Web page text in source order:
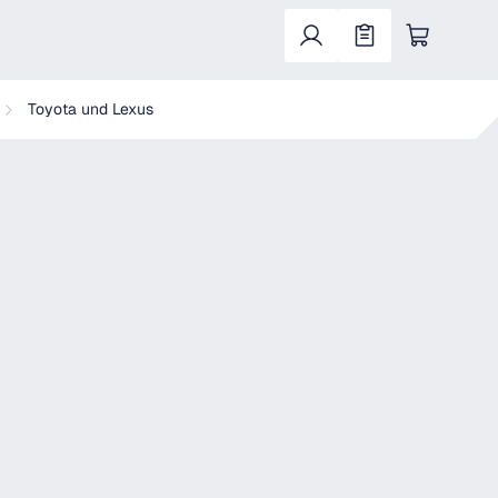
Warenkorb enthält 0 Positionen. Der
Toyota und Lexus